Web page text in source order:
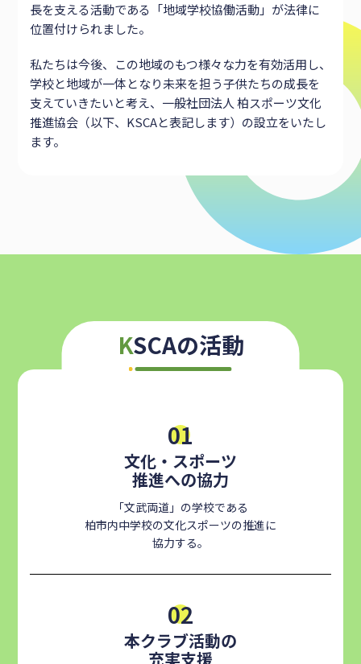
長を支える活動である「地域学校協働活動」が法律に
位置付けられました。
私たちは今後、この地域のもつ様々な力を有効活用し、
学校と地域が一体となり未来を担う子供たちの成長を
支えていきたいと考え、一般社団法人 柏スポーツ文化
推進協会（以下、KSCAと表記します）の設立をいたし
ます。
KSCAの活動
01
文化・スポーツ
推進への協力
「文武両道」の学校である
柏市内中学校の文化スポーツの推進に
協力する。
02
本クラブ活動の
充実支援